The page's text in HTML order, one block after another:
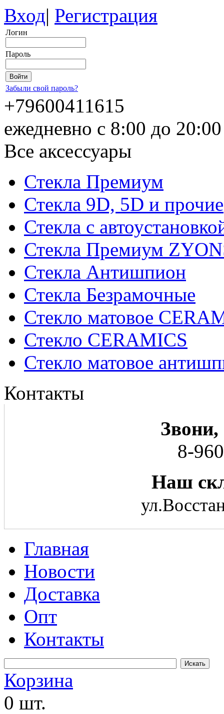
Вход| Регистрация
Логин
Пароль
Забыли свой пароль?
+79600411615
ежедневно с 8:00 до
Все аксессуары
Стекла Премиум
Стекла 9D, 5D и прочие
Стекла с
Стекла Премиум
Стекла Антишпион
Стекла Безрамочные
Стекло матовое
Стекло CERAMICS
Стекло матовое
Контакты
8-
Наш
Главная
Новости
Доставка
Опт
Контакты
Корзина
0 шт.